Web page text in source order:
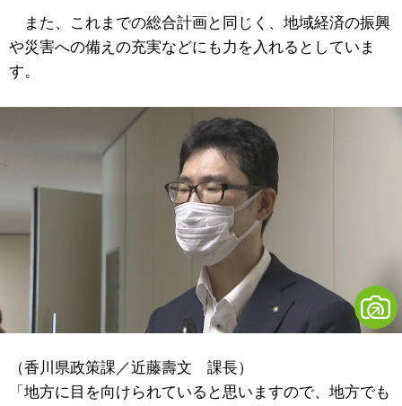
また、これまでの総合計画と同じく、地域経済の振興
や災害への備えの充実などにも力を入れるとしていま
す。
（香川県政策課／近藤壽文 課長）
「地方に目を向けられていると思いますので、地方でも